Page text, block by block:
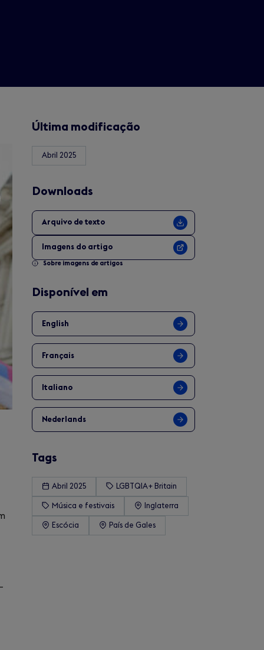
Última modificação
Abril 2025
Downloads
Arquivo de texto
Imagens do artigo
Sobre imagens de artigos
Disponível em
English
Français
Italiano
Nederlands
Tags
Abril 2025 LGBTQIA+ Britain
Música e festivais Inglaterra
Escócia País de Gales